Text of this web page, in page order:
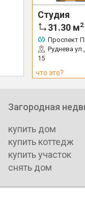
Студия
31.30 м2
Проспект
Руднева
15
что это?
Загородная
купить дом
купить коттедж
купить участок
снять дом